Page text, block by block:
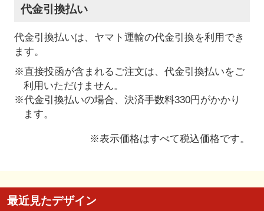
代金引換払い
代金引換払いは、ヤマト運輸の代金引換を利用でき
ます。
※直接投函が含まれるご注文は、代金引換払いをご
利用いただけません。
※代金引換払いの場合、決済手数料330円がかかり
ます。
※表示価格はすべて税込価格です。
最近見たデザイン